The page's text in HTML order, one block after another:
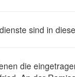
sind in
die